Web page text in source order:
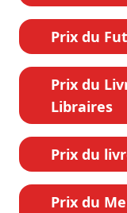
Prix du
Prix du
Libraires
Prix du
Prix du